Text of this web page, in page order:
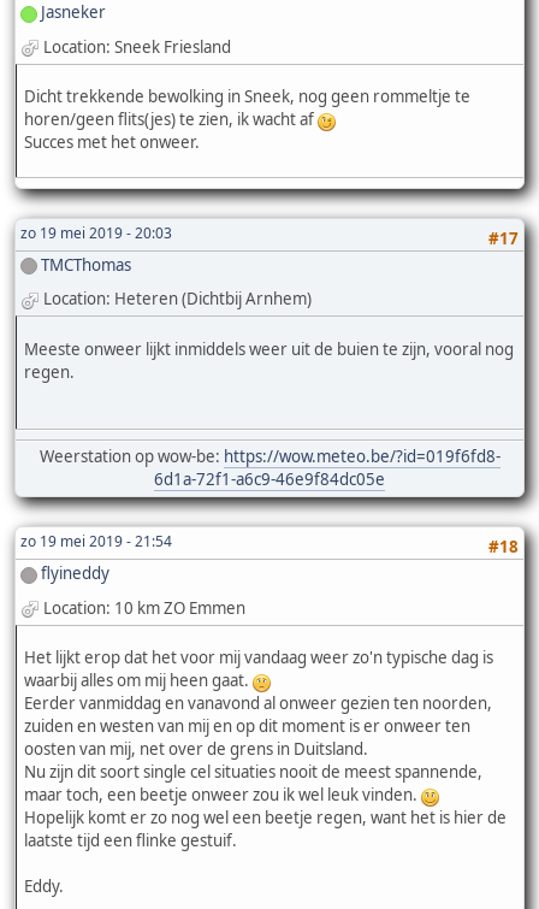
Jasneker
Location: Sneek Friesland
Dicht trekkende bewolking in Sneek, nog geen rommeltje te
horen/geen flits(jes) te zien, ik wacht af
Succes met het onweer.
zo 19 mei 2019 - 20:03
#17
TMCThomas
Location: Heteren (Dichtbij Arnhem)
Meeste onweer lijkt inmiddels weer uit de buien te zijn, vooral nog
regen.
Weerstation op wow-be: https://wow.meteo.be/?id=019f6fd8-
6d1a-72f1-a6c9-46e9f84dc05e
zo 19 mei 2019 - 21:54
#18
flyineddy
Location: 10 km ZO Emmen
Het lijkt erop dat het voor mij vandaag weer zo'n typische dag is
waarbij alles om mij heen gaat.
Eerder vanmiddag en vanavond al onweer gezien ten noorden,
zuiden en westen van mij en op dit moment is er onweer ten
oosten van mij, net over de grens in Duitsland.
Nu zijn dit soort single cel situaties nooit de meest spannende,
maar toch, een beetje onweer zou ik wel leuk vinden.
Hopelijk komt er zo nog wel een beetje regen, want het is hier de
laatste tijd een flinke gestuif.
Eddy.